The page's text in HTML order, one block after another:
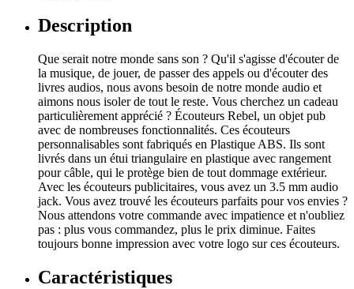
Description
Que serait notre monde sans son ? Qu'il s'agisse d'écouter de
la musique, de jouer, de passer des appels ou d'écouter des
livres audios, nous avons besoin de notre monde audio et
aimons nous isoler de tout le reste. Vous cherchez un cadeau
particulièrement apprécié ? Écouteurs Rebel, un objet pub
avec de nombreuses fonctionnalités. Ces écouteurs
personnalisables sont fabriqués en Plastique ABS. Ils sont
livrés dans un étui triangulaire en plastique avec rangement
pour câble, qui le protège bien de tout dommage extérieur.
Avec les écouteurs publicitaires, vous avez un 3.5 mm audio
jack. Vous avez trouvé les écouteurs parfaits pour vos envies ?
Nous attendons votre commande avec impatience et n'oubliez
pas : plus vous commandez, plus le prix diminue. Faites
toujours bonne impression avec votre logo sur ces écouteurs.
Caractéristiques